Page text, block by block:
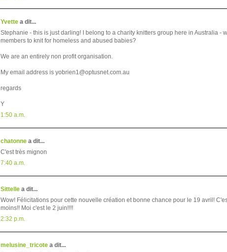
Yvette a dit...
Stephanie - this is just darling! I belong to a charity knitters group here in Australia -
members to knit for homeless and abused babies?
We are an entirely non profit organisation.
My email address is yobrien1@optusnet.com.au
regards
Y
1:50 a.m.
chatonne a dit...
C'est très mignon
7:40 a.m.
Sittelle a dit...
Wow! Félicitations pour cette nouvelle création et bonne chance pour le 19 avril!
moins!! Moi c'est le 2 juin!!!!
2:32 p.m.
melusine_tricote a dit...